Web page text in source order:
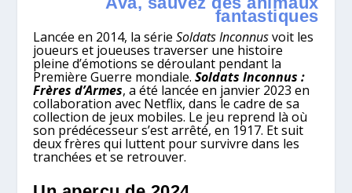
fantastiques
Lancée en 2014, la sérieSoldats Inconnusvoit les
joueurs et joueuses traverser une histoire
pleine d’émotions se déroulant pendant la
Première Guerre mondiale.Soldats Inconnus :
Frères d’Armes, a été lancée en janvier 2023 en
collaboration avec Netflix, dans le cadre de sa
collection de jeux mobiles. Le jeu reprend là où
son prédécesseur s’est arrêté, en 1917. Et suit
deux frères qui luttent pour survivre dans les
tranchées et se retrouver.